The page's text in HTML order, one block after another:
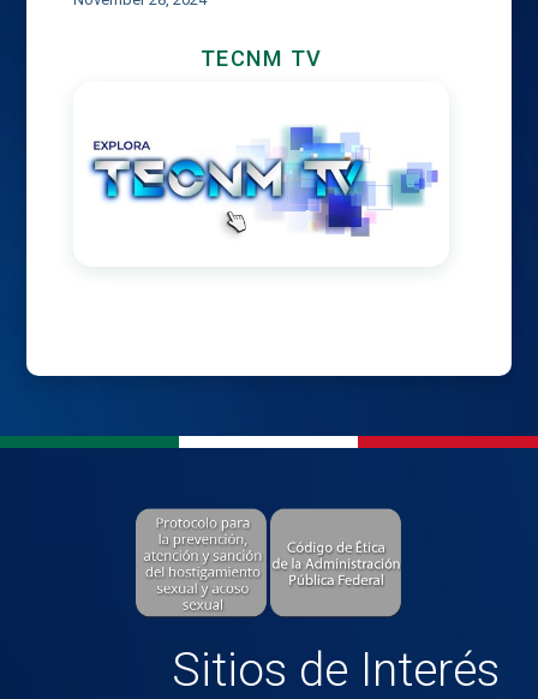
TECNM TV
Sitios de Interés